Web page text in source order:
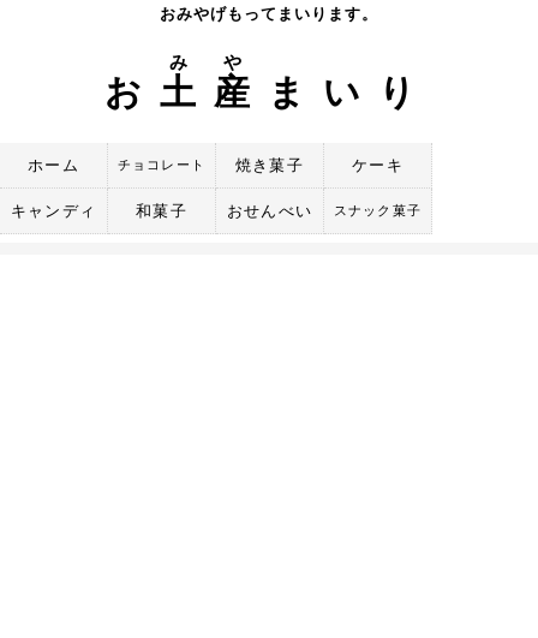
おみやげもってまいります。
お 土
み
産
や
まいり
ホーム チョコレート 焼き菓子 ケーキ
キャンディ 和菓子 おせんべい スナック菓子